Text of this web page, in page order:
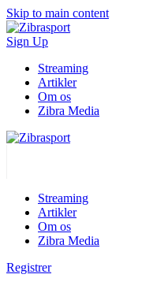
Skip to main content
Sign Up
Streaming
Artikler
Om os
Zibra Media
Streaming
Artikler
Om os
Zibra Media
Registrer